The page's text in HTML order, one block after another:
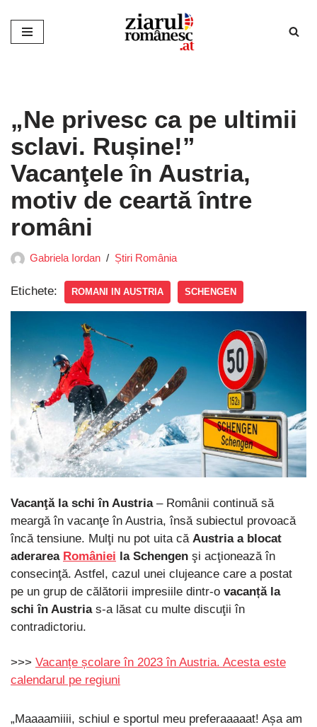
Sari
„Ne privesc ca pe ultimii
sclavi. Rușine!”
Vacanţele în Austria,
motiv de ceartă între
români
Gabriela Iordan Știri România
Etichete: ROMANI IN AUSTRIA SCHENGEN
Vacanţă la schi în Austria– Românii continuă să
meargă în vacanţe în Austria, însă subiectul provoacă
încă tensiune. Mulţi nu pot uita că Austria a blocat
aderarea României la Schengen şi acţionează în
consecinţă. Astfel, cazul unei clujeance care a postat
pe un grup de călătorii impresiile dintr-o vacanță la
schi în Austrias-a lăsat cu multe discuţii în
contradictoriu.
>>> Vacanțe școlare în 2023 în Austria. Acesta este
calendarul pe regiuni
„Maaaamiiii, schiul e sportul meu preferaaaaat! Așa am